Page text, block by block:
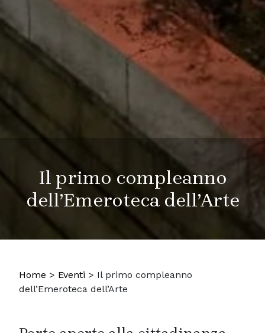
Il primo compleanno
dell’Emeroteca dell’Arte
Home > Eventi > Il primo compleanno
dell’Emeroteca dell’Arte